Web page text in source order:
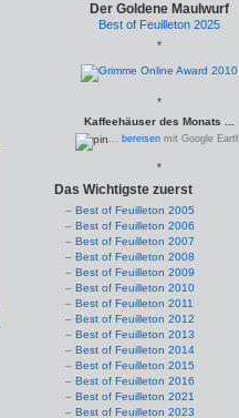
Der Goldene Maulwurf
Best of Feuilleton 2025
*
*
Kaffeehäuser des Monats ...
... bereisenmit Google
*
Das Wichtigste zuerst
Best of Feuilleton 2005
Best of Feuilleton 2006
Best of Feuilleton 2007
Best of Feuilleton 2008
Best of Feuilleton 2009
Best of Feuilleton 2010
Best of Feuilleton 2011
Best of Feuilleton 2012
Best of Feuilleton 2013
Best of Feuilleton 2014
Best of Feuilleton 2015
Best of Feuilleton 2016
Best of Feuilleton 2021
Best of Feuilleton 2023